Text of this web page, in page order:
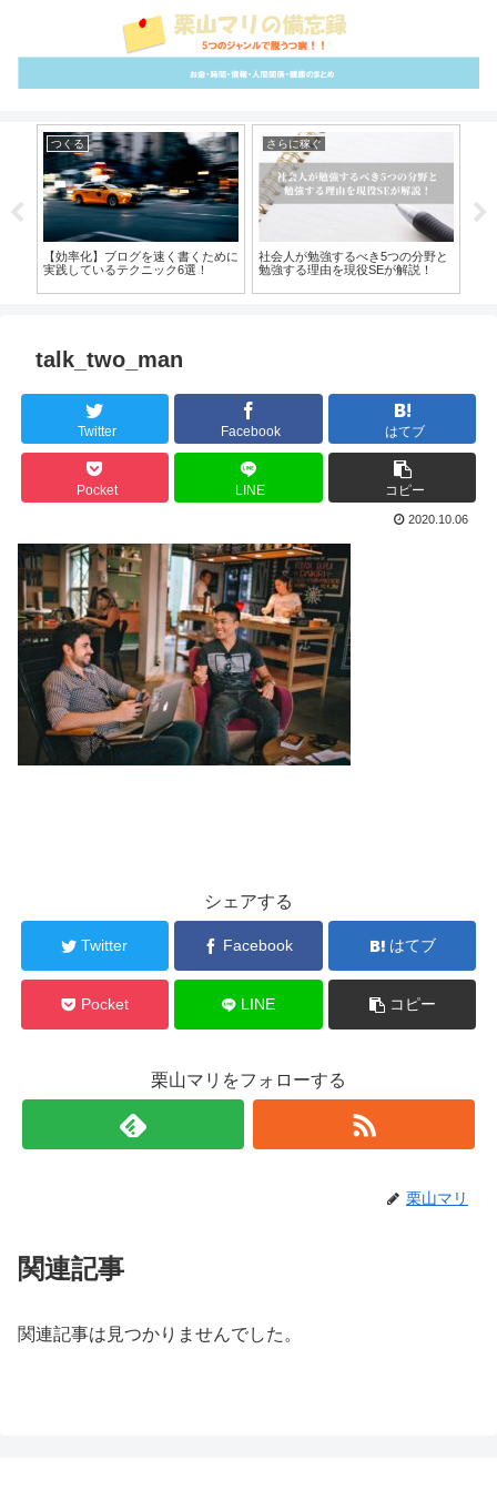
つくる
【効率化】ブログを速く書くために
実践しているテクニック6選！
さらに稼ぐ
社会人が勉強するべき5つの分野と
勉強する理由を現役SEが解説！
talk_two_man
Twitter Facebook はてブ
Pocket LINE コピー
2020.10.06
シェアする
Twitter Facebook はてブ
Pocket LINE コピー
栗山マリをフォローする
栗山マリ
関連記事
関連記事は見つかりませんでした。